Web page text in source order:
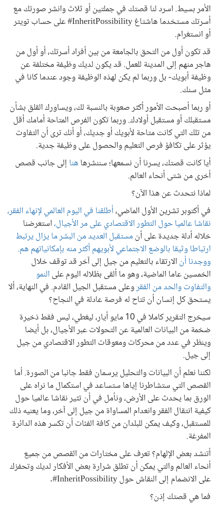
الأمر بسيط. اسرد لنا قصتك في جملتين أو ثلاث وانشر صورتك مع
أسرتك مستخدما هاشتاغ InheritPossibility# على حساب تويتر
أو انستغرام.
قد تكون أول من التحق بالجامعة من بين أفراد أسرتك، أو أول من
هاجر منهم إلى المدينة للعمل. قد يكون لديك وظيفة مختلفة عن
وظيفة أبويك- بل وربما لم يكن لهذه الوظيفة وجود عندما كانا في
مثل سنك.
أو ربما أصبحت الأمور أكثر صعوبة بالنسبة لك، ويساورك القلق بشأن
مستقبلك أو مستقبل أولادك. وربما تكون الفرص المتاحة أمامك أقل
من تلك التي كانت متاحة لأبويك أو جديك، أو أنك ترى أن التفاوت
يؤثر على تكافؤ فرص التعليم والحصول على وظيفة جدية.
أيا كانت قصتك، يسرنا أن نسمعها؛ سننشرهاهنا إلى جانب قصص
أخرى من شتى أنحاء العالم.
لماذا نتحدث عن هذا الآن؟
في أكتوبر تشرين الأول الماضي،أطلقنا في اليوم العالمي لإنهاء الفقر،
نقاشا عالميا حول التطور الاقتصادي على مر الأجيال،استعرضنا
خلاله أدلة جديدة على أنمستقبل العديد من البشر ما يزال يرتبط
ارتباطا وثيقا بالوضع الاجتماعي لأبويهم أكثر منه بإمكانياتهم هم.
ووجدنا أن الارتقاء بالتعليم من جيل إلى آخر قد توقف خلال
الخمسين عاما الماضية، وهو ما ألقى بظلاله اليوم على النمو
والتفاوت والحد من الفقروعلى مستقبل الجيل القادم. في النهاية، ألا
يستحق كل إنسان أن تتاح له فرصة عادلة في النجاح؟
سيخرج التقرير كاملا في 10 مايو أيار، ليغطي، ليس فقط ذخيرة
ضخمة من البيانات العالمية عن التحولات عبر الأجيال، بل أيضا
وينظر في عدد من محركات ومعوقات التطور الاقتصادي من جيل
إلى جيل.
لكننا نعلم أن البيانات والتحليل يرسمان فقط جانبا من الصورة. أما
القصص التي ستشاطرنا إياها ستساعد في استكمال ما نراه على
الورق بما يحدث على الأرض، ونأمل في أن تثير نقاشا عالميا حول
كيفية انتقال الفقر وانعدام المساواة من جيل إلى آخر، وما يعنيه ذلك
للمستقبل، وكيف يمكن للبلدان من كافة الفئات أن تكسر هذه الدائرة
المفرغة.
أتنشد بعض الإلهام؟ تعرف على مختارات من القصص من جميع
أنحاء العالم والتي يمكن أن تطلق شرارة بعض الأفكار لديك وتحفزك
على الانضمام إلى النقاش حول InheritPossibility#.
فما هي قصتك إذن؟